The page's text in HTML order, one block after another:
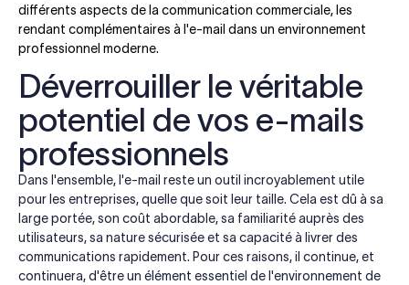
différents aspects de la communication commerciale, les
rendant complémentaires à l'e-mail dans un environnement
professionnel moderne.
Déverrouiller le véritable
potentiel de vos e-mails
professionnels
Dans l'ensemble, l'e-mail reste un outil incroyablement utile
pour les entreprises, quelle que soit leur taille. Cela est dû à sa
large portée, son coût abordable, sa familiarité auprès des
utilisateurs, sa nature sécurisée et sa capacité à livrer des
communications rapidement. Pour ces raisons, il continue, et
continuera, d'être un élément essentiel de l'environnement de